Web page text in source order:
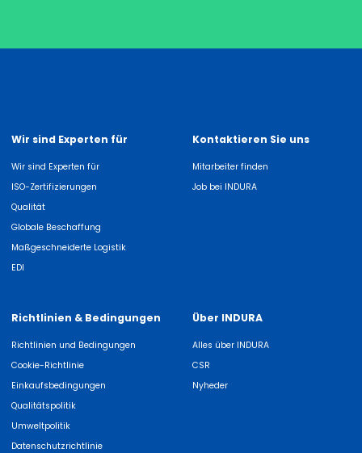
Wir sind Experten für
Wir sind Experten für
ISO-Zertifizierungen
Qualität
Globale Beschaffung
Maßgeschneiderte Logistik
EDI
Kontaktieren Sie uns
Mitarbeiter finden
Job bei INDURA
Richtlinien & Bedingungen
Richtlinien und Bedingungen
Cookie-Richtlinie
Einkaufsbedingungen
Qualitätspolitik
Umweltpolitik
Datenschutzrichtlinie
Über INDURA
Alles über INDURA
CSR
Nyheder